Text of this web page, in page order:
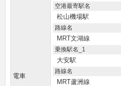
電車
空港最寄駅名
松山機場駅
路線名
MRT文湖線
乗換駅名_1
大安駅
路線名
MRT蘆洲線